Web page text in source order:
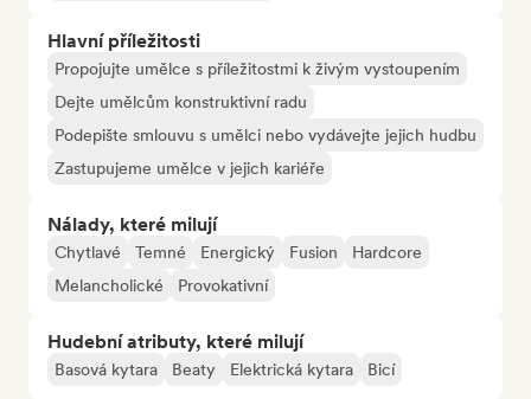
Hlavní příležitosti
Propojujte umělce s příležitostmi k živým vystoupením
Dejte umělcům konstruktivní radu
Podepište smlouvu s umělci nebo vydávejte jejich hudbu
Zastupujeme umělce v jejich kariéře
Nálady, které milují
Chytlavé Temné Energický Fusion
Hardcore
Melancholické
Provokativní
Hudební atributy, které milují
Basová kytara Beaty Elektrická kytara Bicí